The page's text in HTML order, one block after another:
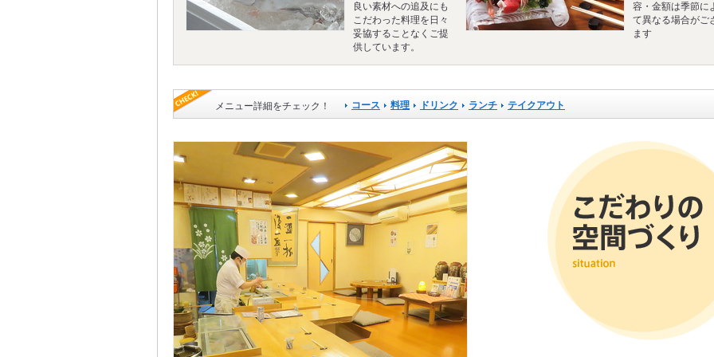
良い素材への追及にも
こだわった料理を日々
妥協することなくご提
供しています。
容・金額は季節に
て異なる場合がご
ます
メニュー詳細をチェック！ コース 料理 ドリンク ランチ テイクアウト